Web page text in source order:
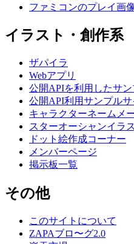
ファミコンのプレイ画
イラスト・創作系
ザパイラ
Webアプリ
公開APIを利用したサン
公開API利用サンプル
キャラクターネームメ
スターオーシャンイラ
ドット絵作成コーナー
メンバーページ
掲示板一覧
その他
このサイトについて
ZAPAブロ〜グ2.0